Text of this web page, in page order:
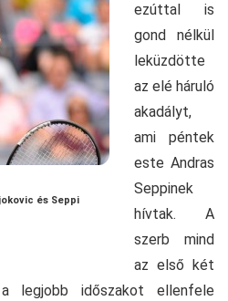
és Seppi
ezúttal is
gond nélkül
leküzdötte
az elé háruló
akadályt,
ami péntek
este Andras
Seppinek
hívtak. A
szerb mind
az első két
legjobb időszakot ellenfele